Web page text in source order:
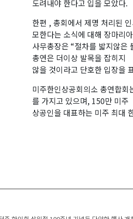
도려내야 한다고 입을 모았다.
한편 , 총회에서 제명 처리된
모한다는 소식에 대해 장마리아
사무총장은 “절차를 밟지않은
총연은 더이상 발목을 잡히지
않을 것이라고 단호한 입장을
미주한인상공회의소 총연합
를 가지고 있으며, 150만 미주
상공인을 대표하는 미주 최대